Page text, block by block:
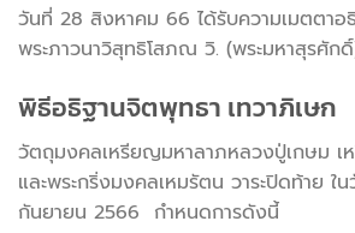
วันที่ 28 สิงหาคม 66 ได้รับความเมตตาอ
พระภาวนาวิสุทธิโสภณ วิ. (พระมหาสุรศัก
พิธีอธิฐานจิตพุทธา เทวาภิเษก
วัตถุมงคลเหรียญมหาลาภหลวงปู่เกษม เ
และพระกริ่งมงคลเหมรัตน วาระปิดท้าย ใ
กันยายน 2566 กำหนดการดังนี้